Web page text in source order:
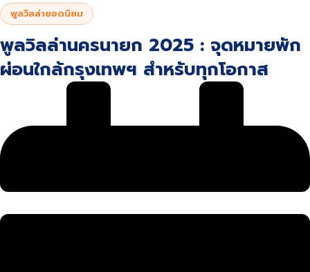
พูลวิลล่ายอดนิยม
พูลวิลล่านครนายก 2025 : จุดหมายพัก
ผ่อนใกล้กรุงเทพฯ สำหรับทุกโอกาส